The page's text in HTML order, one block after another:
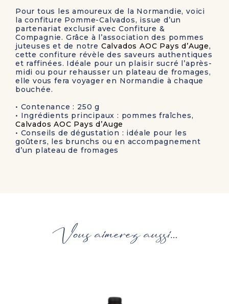
Pour tous les amoureux de la Normandie, voici
la confiture Pomme-Calvados, issue d’un
partenariat exclusif avec Confiture &
Compagnie. Grâce à l’association des pommes
juteuses et de notre Calvados AOC Pays d’Auge,
cette confiture révèle des saveurs authentiques
et raffinées. Idéale pour un plaisir sucré l’après-
midi ou pour rehausser un plateau de fromages,
elle vous fera voyager en Normandie à chaque
bouchée.
• Contenance : 250 g
• Ingrédients principaux : pommes fraîches,
Calvados AOC Pays d’Auge
• Conseils de dégustation : idéale pour les
goûters, les brunchs ou en accompagnement
d’un plateau de fromages
Vous aimerez aussi…